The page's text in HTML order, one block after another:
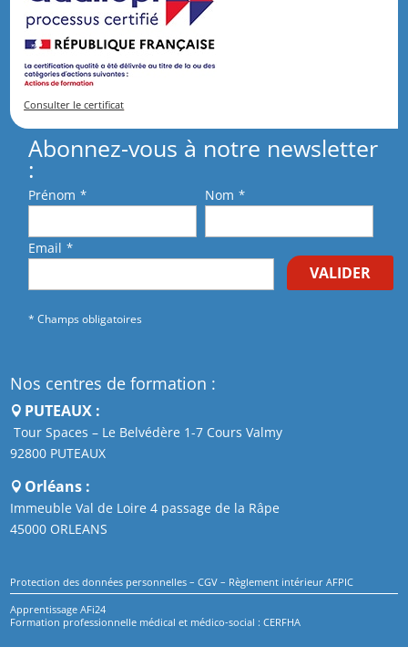
Consulter le certificat
Abonnez-vous à notre newsletter
:
Prénom * Nom *
Email *
VALIDER
* Champs obligatoires
Nos centres de formation :
PUTEAUX :
Tour Spaces – Le Belvédère 1-7 Cours Valmy
92800 PUTEAUX
Orléans :
Immeuble Val de Loire 4 passage de la Râpe
45000 ORLEANS
Protection des données personnelles –CGV – Règlement intérieur AFPIC
Apprentissage AFi24
Formation professionnelle médical et médico-social : CERFHA